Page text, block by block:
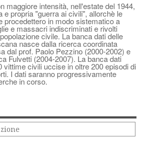
maggiore intensità, nell'estate del 1944,
e propria "guerra ai civili", allorchè le
procedettero in modo sistematico a
e massacri indiscriminati e rivolti
civile. La banca dati delle
nasce dalla ricerca coordinata
dal prof. Paolo Pezzino (2000-2002) e
Fulvetti (2004-2007). La banca dati
civili uccise in oltre 200 episodi di
I dati saranno progressivamente
in corso.